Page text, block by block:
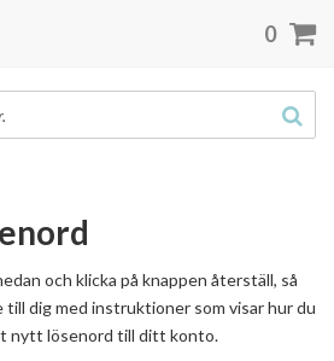
och klicka på knappen återställ, så
till dig med instruktioner som visar hur du
nytt lösenord till ditt konto.
0